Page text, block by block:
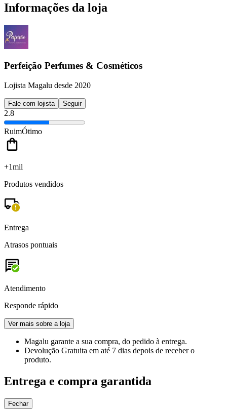
Informações da loja
Perfeição Perfumes & Cosméticos
Lojista Magalu desde 2020
Fale com lojista Seguir
2.8
RuimÓtimo
+1mil
Produtos vendidos
Entrega
Atrasos pontuais
Atendimento
Responde rápido
Ver mais sobre a loja
Magalu garante a sua compra, do pedido à entrega.
Devolução Gratuita em até 7 dias depois de receber o
produto.
Entrega e compra garantida
Fechar